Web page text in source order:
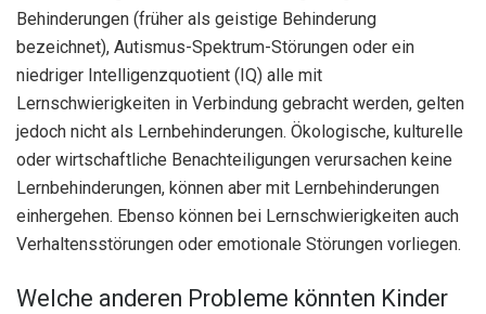
Behinderungen (früher als geistige Behinderung
bezeichnet), Autismus-Spektrum-Störungen oder ein
niedriger Intelligenzquotient (IQ) alle mit
Lernschwierigkeiten in Verbindung gebracht werden, gelten
jedoch nicht als Lernbehinderungen. Ökologische, kulturelle
oder wirtschaftliche Benachteiligungen verursachen keine
Lernbehinderungen, können aber mit Lernbehinderungen
einhergehen. Ebenso können bei Lernschwierigkeiten auch
Verhaltensstörungen oder emotionale Störungen vorliegen.
Welche anderen Probleme könnten Kinder